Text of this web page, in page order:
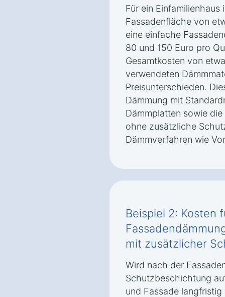
Für ein
Fassadenfläche von
eine einfache
80 und 150 Euro pro
Gesamtkosten von
verwendeten
Preisunterschieden.
Dämmung mit
Dämmplatten sowie
ohne zusätzliche
Dämmverfahren wie
Beispiel 2: Kosten
mit zusätzlicher
Wird nach der
Schutzbeschichtung
und Fassade